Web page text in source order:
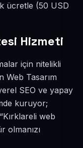
ücretle (50 USD
Hizmeti
için nitelikli
Web Tasarım
SEO ve yapay
kuruyor;
web
olmanızı